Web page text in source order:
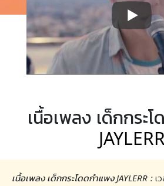
เนื้อเพลง เด็กกระ
JAYLERR
เนื้อเพลง เด็กกระโดดกำแพง JAYLERR : เ